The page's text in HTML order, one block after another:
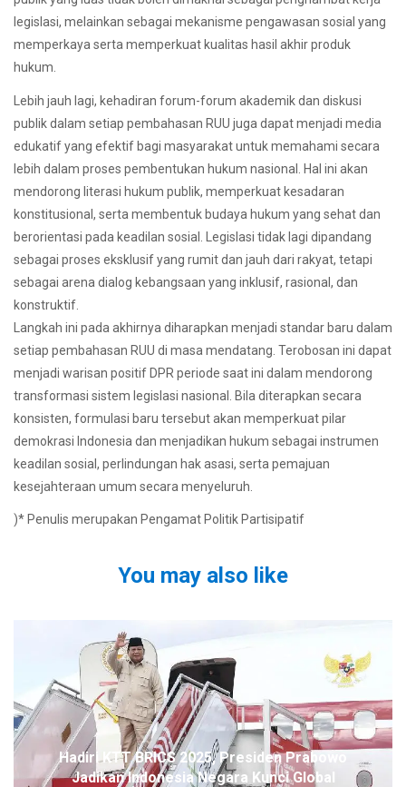
legislasi, melainkan sebagai mekanisme pengawasan sosial yang
memperkaya serta memperkuat kualitas hasil akhir produk
hukum.
Lebih jauh lagi, kehadiran forum-forum akademik dan diskusi
publik dalam setiap pembahasan RUU juga dapat menjadi media
edukatif yang efektif bagi masyarakat untuk memahami secara
lebih dalam proses pembentukan hukum nasional. Hal ini akan
mendorong literasi hukum publik, memperkuat kesadaran
konstitusional, serta membentuk budaya hukum yang sehat dan
berorientasi pada keadilan sosial. Legislasi tidak lagi dipandang
sebagai proses eksklusif yang rumit dan jauh dari rakyat, tetapi
sebagai arena dialog kebangsaan yang inklusif, rasional, dan
konstruktif.
Langkah ini pada akhirnya diharapkan menjadi standar baru dalam
setiap pembahasan RUU di masa mendatang. Terobosan ini dapat
menjadi warisan positif DPR periode saat ini dalam mendorong
transformasi sistem legislasi nasional. Bila diterapkan secara
konsisten, formulasi baru tersebut akan memperkuat pilar
demokrasi Indonesia dan menjadikan hukum sebagai instrumen
keadilan sosial, perlindungan hak asasi, serta pemajuan
kesejahteraan umum secara menyeluruh.
)* Penulis merupakan Pengamat Politik Partisipatif
You may also like
Hadiri KTT BRICS 2025, Presiden Prabowo
Jadikan Indonesia Negara Kunci Global